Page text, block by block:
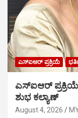
ಎಸ್‍ಐಆರ್ ಪ್ರಕ್ರಿಯೆ
ಎಸ್‍ಐಆರ್ ಪ್ರಕ್ರಿಯೆ;
ಶುಭ ಕಲ್ಯಾಣ್
August 4, 2026